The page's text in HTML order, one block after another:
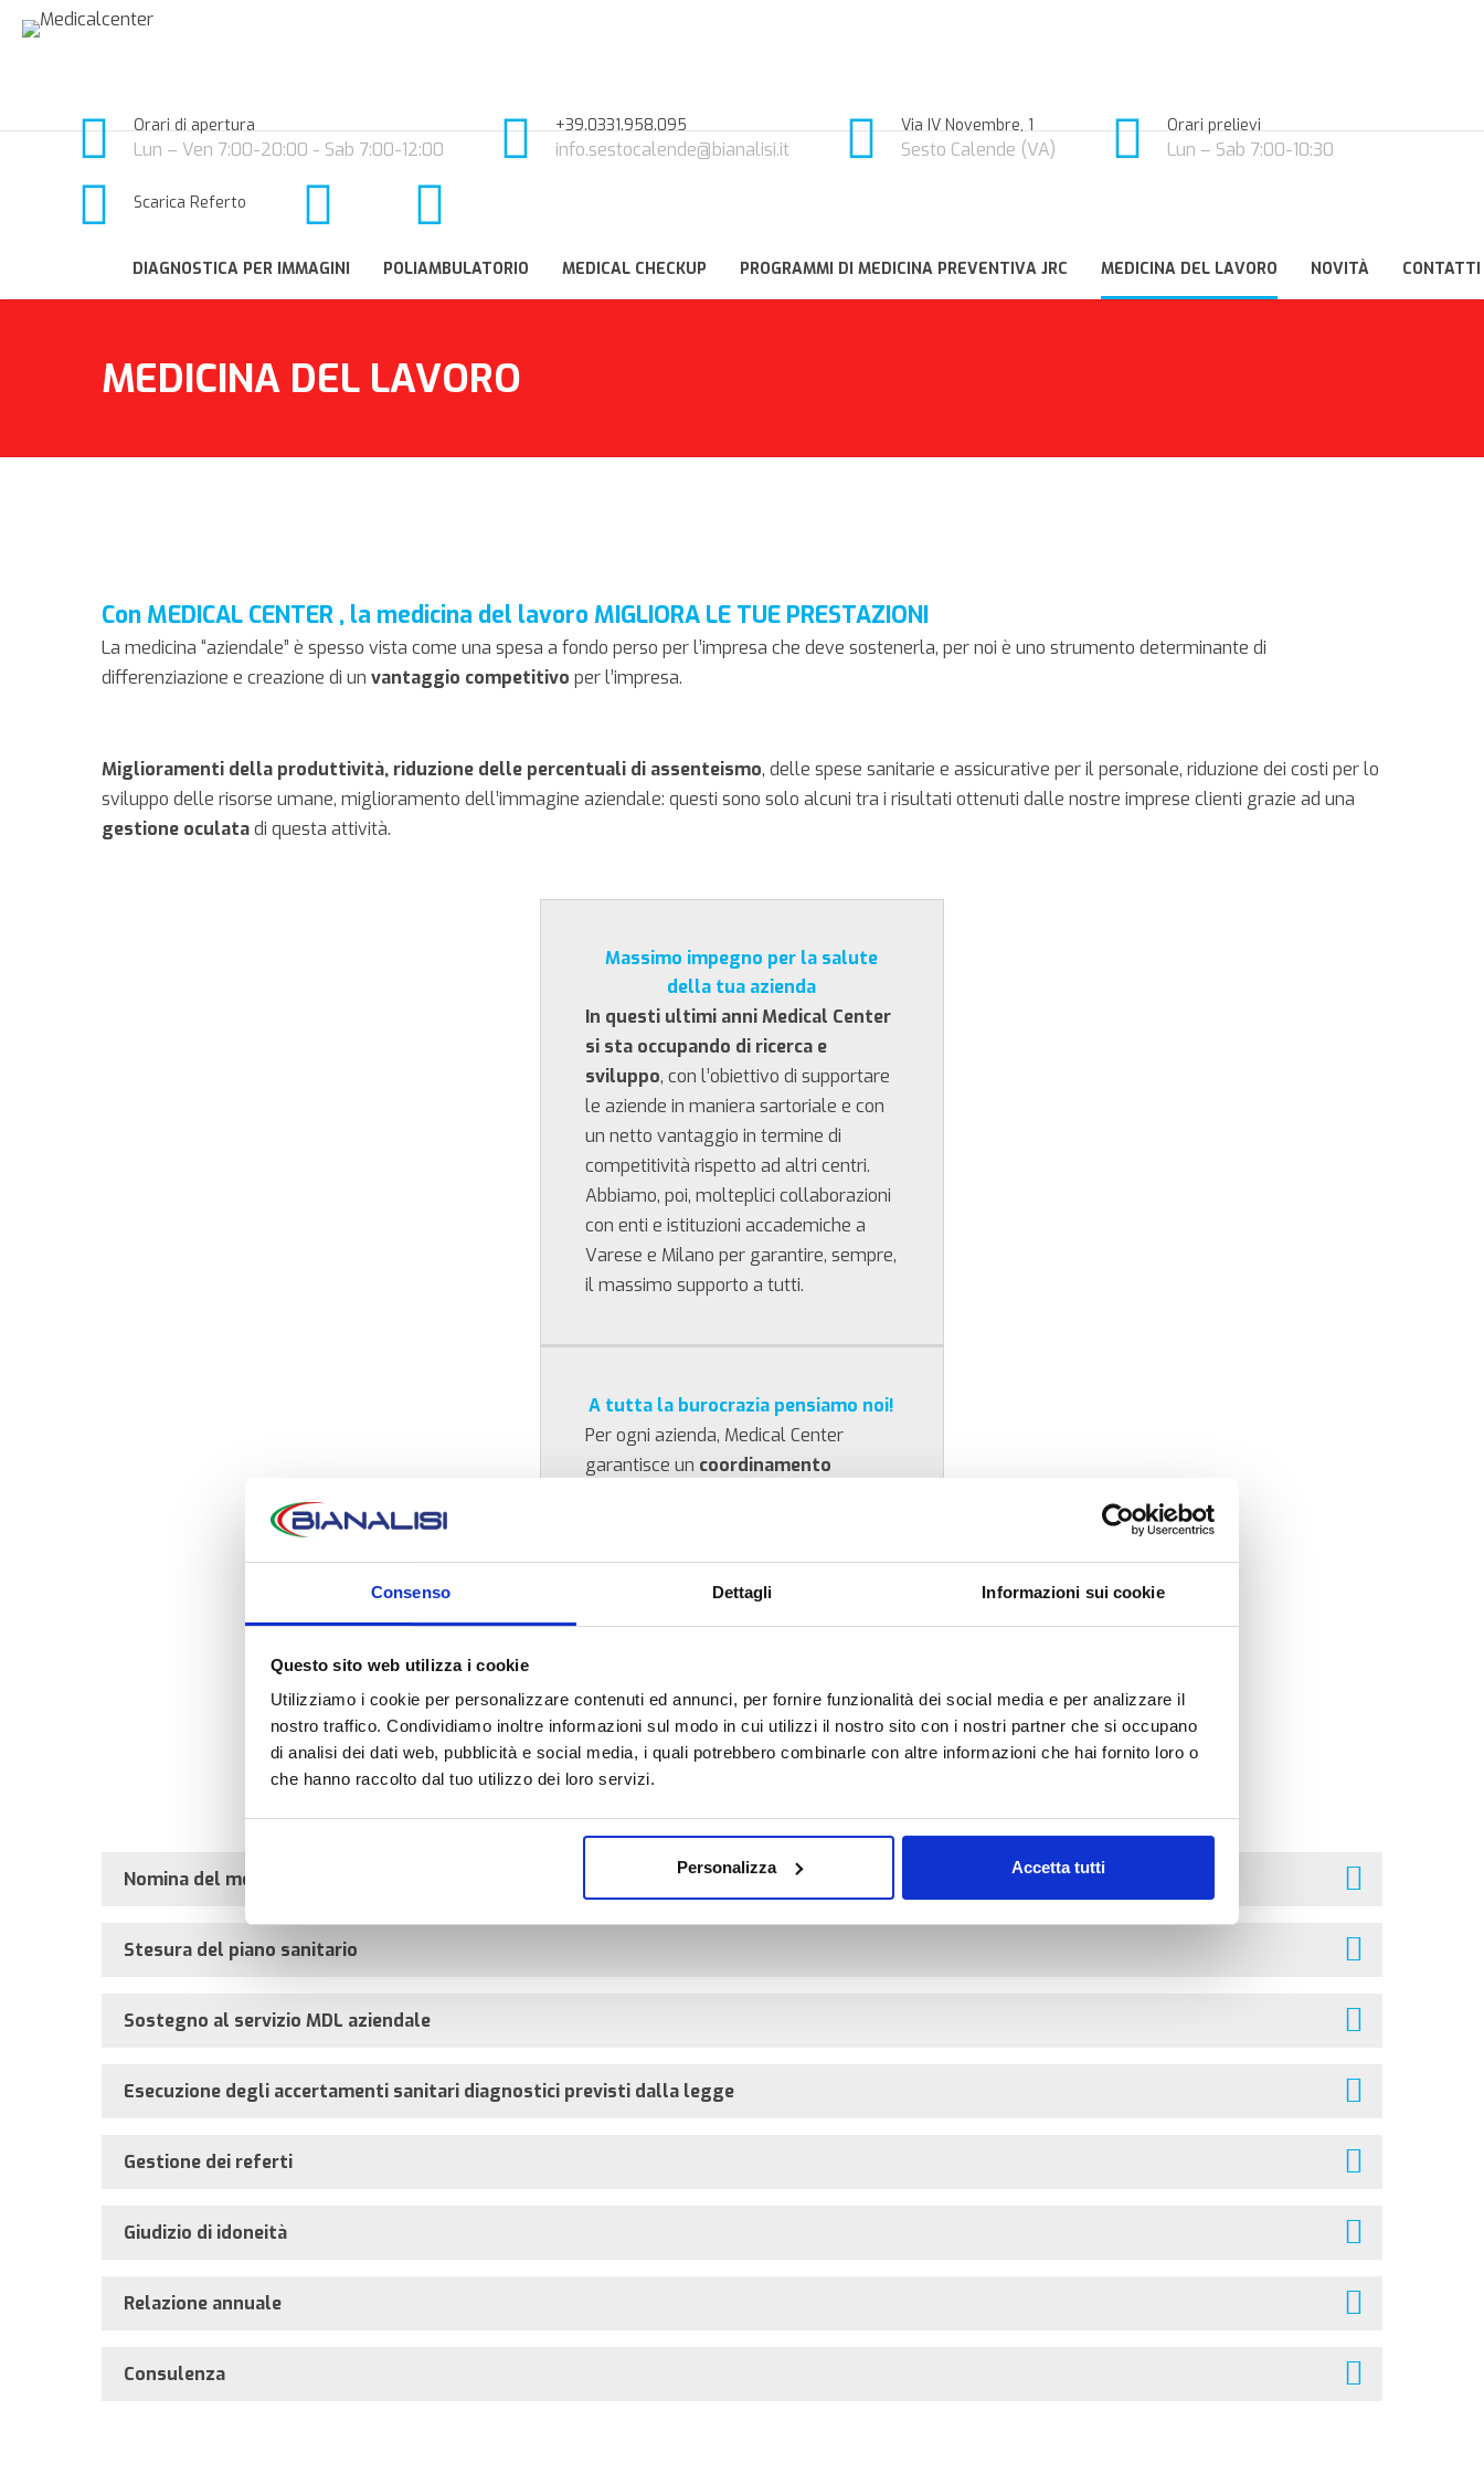
Consenso Dettagli Informazioni sui cookie
Questo sito web utilizza i cookie
Utilizziamo i cookie per personalizzare contenuti ed annunci, per fornire funzionalità dei social media e per analizzare il
nostro traffico. Condividiamo inoltre informazioni sul modo in cui utilizzi il nostro sito con i nostri partner che si occupano
di analisi dei dati web, pubblicità e social media, i quali potrebbero combinarle con altre informazioni che hai fornito loro o
che hanno raccolto dal tuo utilizzo dei loro servizi.
Personalizza Accetta tutti
Orari di apertura
Lun – Ven 7:00-20:00 - Sab 7:00-12:00
+39.0331.958.095
info.sestocalende@bianalisi.it
Via IV Novembre, 1
Sesto Calende (VA)
Orari prelievi
Lun – Sab 7:00-10:30
Scarica Referto
DIAGNOSTICA PER IMMAGINI POLIAMBULATORIO MEDICAL CHECKUP PROGRAMMI DI MEDICINA PREVENTIVA JRC MEDICINA DEL LAVORO NOVITÀ CONTATTI
MEDICINA DEL LAVORO
Con MEDICAL CENTER , la medicina del lavoro MIGLIORA LE TUE PRESTAZIONI
La medicina “aziendale” è spesso vista come una spesa a fondo perso per l’impresa che deve sostenerla, per noi è uno strumento determinante di
differenziazione e creazione di un vantaggio competitivo per l’impresa.
Miglioramenti della produttività, riduzione delle percentuali di assenteismo, delle spese sanitarie e assicurative per il personale, riduzione dei costi per lo
sviluppo delle risorse umane, miglioramento dell’immagine aziendale: questi sono solo alcuni tra i risultati ottenuti dalle nostre imprese clienti grazie ad una
gestione oculatadi questa attività.
Massimo impegno per la salute
della tua azienda
In questi ultimi anni Medical Center
si sta occupando di ricerca e
sviluppo, con l’obiettivo di supportare
le aziende in maniera sartoriale e con
un netto vantaggio in termine di
competitività rispetto ad altri centri.
Abbiamo, poi, molteplici collaborazioni
con enti e istituzioni accademiche a
Varese e Milano per garantire, sempre,
il massimo supporto a tutti.
A tutta la burocrazia pensiamo noi!
Per ogni azienda, Medical Center
garantisce un coordinamento
ASL e codificazione delle scadenze
Il coordinamento sanitario viene svolto per punti fondamentali
Nomina del medico competente
Stesura del piano sanitario
Sostegno al servizio MDL aziendale
Esecuzione degli accertamenti sanitari diagnostici previsti dalla legge
Gestione dei referti
Giudizio di idoneità
Relazione annuale
Consulenza